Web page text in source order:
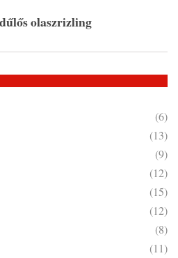
olaszrizling
(6)
(13)
(9)
(12)
(15)
(12)
(8)
(11)